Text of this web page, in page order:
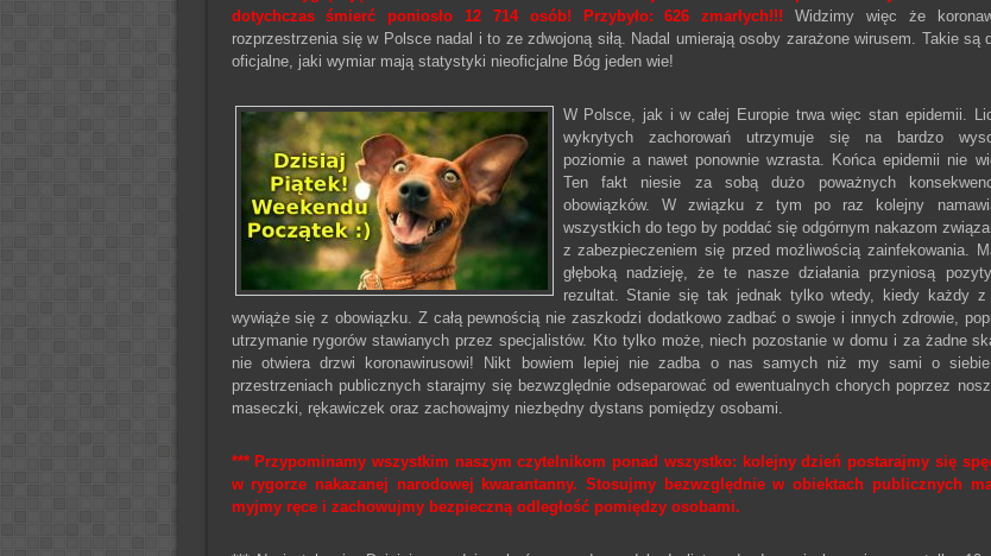
dotychczas śmierć poniosło 12 714 osób! Przybyło: 626 zmarłych!!!
Widzimy więc że
rozprzestrzenia się w Polsce nadal i to ze zdwojoną siłą. Nadal umierają osoby zarażone wirusem. Takie są
oficjalne, jaki wymiar mają statystyki nieoficjalne Bóg jeden wie!
W Polsce, jak i w całej Europie trwa więc stan epidemii.
wykrytych zachorowań utrzymuje się na bardzo
poziomie a nawet ponownie wzrasta. Końca epidemii nie
Ten fakt niesie za sobą dużo poważnych
obowiązków. W związku z tym po raz kolejny
wszystkich do tego by poddać się odgórnym nakazom
z zabezpieczeniem się przed możliwością zainfekowania.
głęboką nadzieję, że te nasze działania przyniosą
rezultat. Stanie się tak jednak tylko wtedy, kiedy każdy z
wywiąże się z obowiązku. Z całą pewnością nie zaszkodzi dodatkowo zadbać o swoje i innych zdrowie,
utrzymanie rygorów stawianych przez specjalistów. Kto tylko może, niech pozostanie w domu i za żadne
nie otwiera drzwi koronawirusowi! Nikt bowiem lepiej nie zadba o nas samych niż my sami o
przestrzeniach publicznych starajmy się bezwzględnie odseparować od ewentualnych chorych poprzez
maseczki, rękawiczek oraz zachowajmy niezbędny dystans pomiędzy osobami.
*** Przypominamy wszystkim naszym czytelnikom ponad wszystko: kolejny dzień postarajmy się
w rygorze nakazanej narodowej kwarantanny. Stosujmy bezwzględnie w obiektach publicznych
myjmy ręce i zachowujmy bezpieczną odległość pomiędzy osobami.